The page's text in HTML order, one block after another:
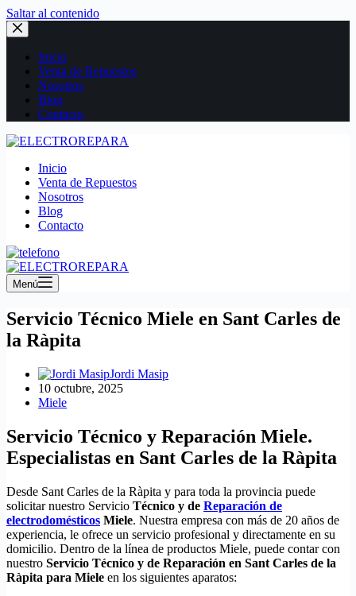
Saltar al contenido
Inicio
Venta de Repuestos
Nosotros
Blog
Contacto
Inicio
Venta de Repuestos
Nosotros
Blog
Contacto
Menú
Servicio Técnico Miele en Sant Carles de
la Ràpita
Jordi Masip
10 octubre, 2025
Miele
Servicio Técnico y Reparación Miele.
Especialistas en Sant Carles de la Ràpita
Desde Sant Carles de la Ràpita y para toda la provincia puede
solicitar nuestro Servicio Técnico y de Reparación de
electrodomésticos Miele. Nuestra empresa con más de 20 años de
experiencia, le ofrece un servicio profesional y directamente en su
domicilio. Dentro de la línea de productos Miele, puede contar con
nuestro Servicio Técnico y de Reparación en Sant Carles de la
Ràpita para Miele en los siguientes aparatos: